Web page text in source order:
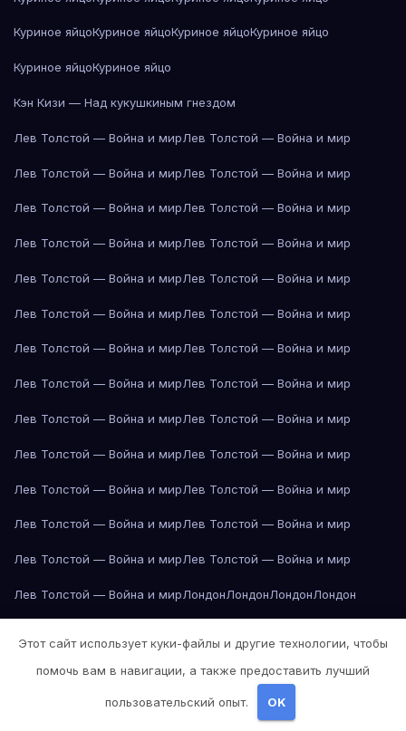
Куриное яйцоКуриное яйцоКуриное яйцоКуриное яйцо
Куриное яйцоКуриное яйцо
Кэн Кизи — Над кукушкиным гнездом
Лев Толстой — Война и мирЛев Толстой — Война и мир
Лев Толстой — Война и мирЛев Толстой — Война и мир
Лев Толстой — Война и мирЛев Толстой — Война и мир
Лев Толстой — Война и мирЛев Толстой — Война и мир
Лев Толстой — Война и мирЛев Толстой — Война и мир
Лев Толстой — Война и мирЛев Толстой — Война и мир
Лев Толстой — Война и мирЛев Толстой — Война и мир
Лев Толстой — Война и мирЛев Толстой — Война и мир
Лев Толстой — Война и мирЛев Толстой — Война и мир
Лев Толстой — Война и мирЛев Толстой — Война и мир
Лев Толстой — Война и мирЛев Толстой — Война и мир
Лев Толстой — Война и мирЛев Толстой — Война и мир
Лев Толстой — Война и мирЛев Толстой — Война и мир
Лев Толстой — Война и мирЛондонЛондонЛондонЛондон
Лос-Анджелес
Лос-АнджелесЛос-АнджелесЛос-Анджелес
Этот сайт использует куки-файлы и другие технологии, чтобы
помочь вам в навигации, а также предоставить лучший
пользовательский опыт. OK